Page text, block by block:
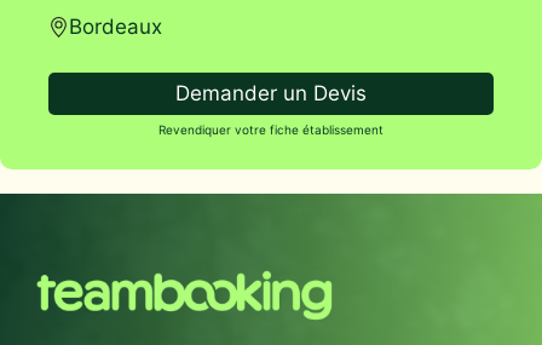
Bordeaux
Demander un Devis
Revendiquer votre fiche établissement